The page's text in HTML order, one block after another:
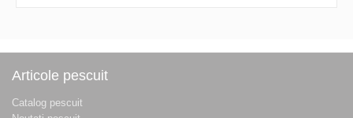
Articole pescuit
Catalog pescuit